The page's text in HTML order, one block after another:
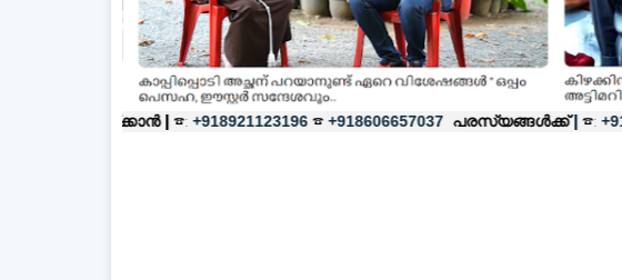
+918921123196 ☎ +918606657037 പരസ്യങ്ങൾക്ക്| ☎: +918921123196